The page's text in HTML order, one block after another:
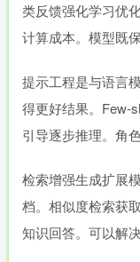
类反馈强化学习优
计算成本。模型既
提示工程是与语言
得更好结果。Few-
引导逐步推理。角
检索增强生成扩展
档。相似度检索获
知识回答。可以解